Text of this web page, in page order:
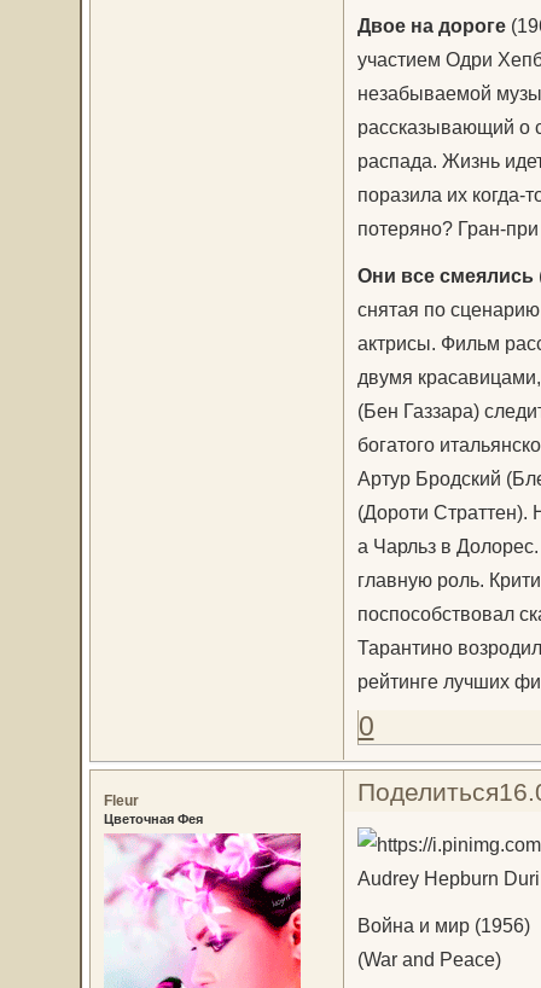
Двое на дороге
участием Одри
незабываемой
рассказывающий о
распада. Жизнь
поразила их
потеряно? Гран-
Они все смеялись
снятая по
актрисы. Фильм
двумя
(Бен Газзара)
богатого
Артур Бродский
(Дороти Страттен).
а Чарльз в
главную роль.
поспособствовал
Тарантино
рейтинге лучших
0
Поделиться
Fleur
Цветочная Фея
Audrey Hepburn
Война и мир (1956)
(War and Peace)